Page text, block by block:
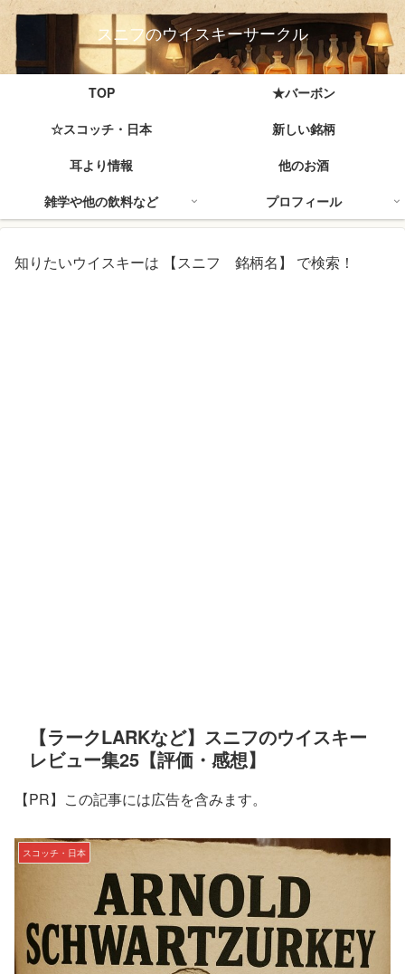
スニフのウイスキーサークル
TOP
★バーボン
☆スコッチ・日本
新しい銘柄
耳より情報
他のお酒
雑学や他の飲料など
プロフィール
知りたいウイスキーは 【スニフ 銘柄名】 で検索！
【ラークLARKなど】スニフのウイスキー
レビュー集25【評価・感想】
【PR】この記事には広告を含みます。
スコッチ・日本